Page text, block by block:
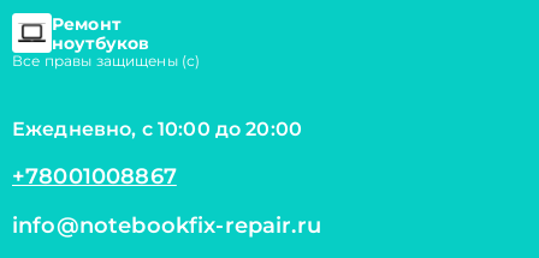
Ремонт
ноутбуков
Все правы защищены (с)
Ежедневно, с 10:00 до 20:00
+78001008867
info@notebookfix-repair.ru